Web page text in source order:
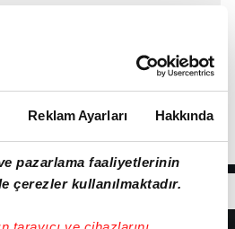
Reklam Ayarları Hakkında
pazarlama faaliyetlerinin
çerezler kullanılmaktadır.